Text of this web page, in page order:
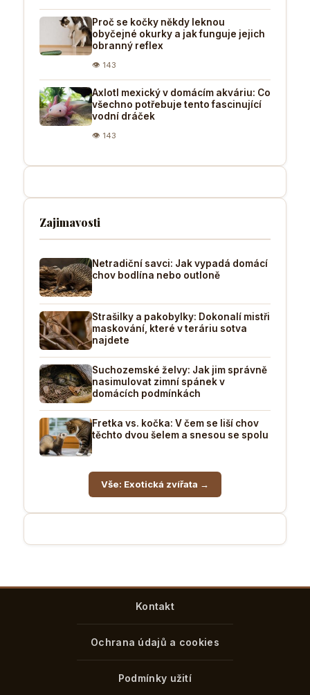
Proč se kočky někdy leknou
obyčejné okurky a jak funguje jejich
obranný reflex
👁 143
Axlotl mexický v domácím akváriu: Co
všechno potřebuje tento fascinující
vodní dráček
👁 143
Zajimavosti
Netradiční savci: Jak vypadá domácí
chov bodlína nebo outloně
Strašilky a pakobylky: Dokonalí mistři
maskování, které v teráriu sotva
najdete
Suchozemské želvy: Jak jim správně
nasimulovat zimní spánek v
domácích podmínkách
Fretka vs. kočka: V čem se liší chov
těchto dvou šelem a snesou se spolu
Vše: Exotická zvířata →
Kontakt
Ochrana údajů a cookies
Podmínky užití